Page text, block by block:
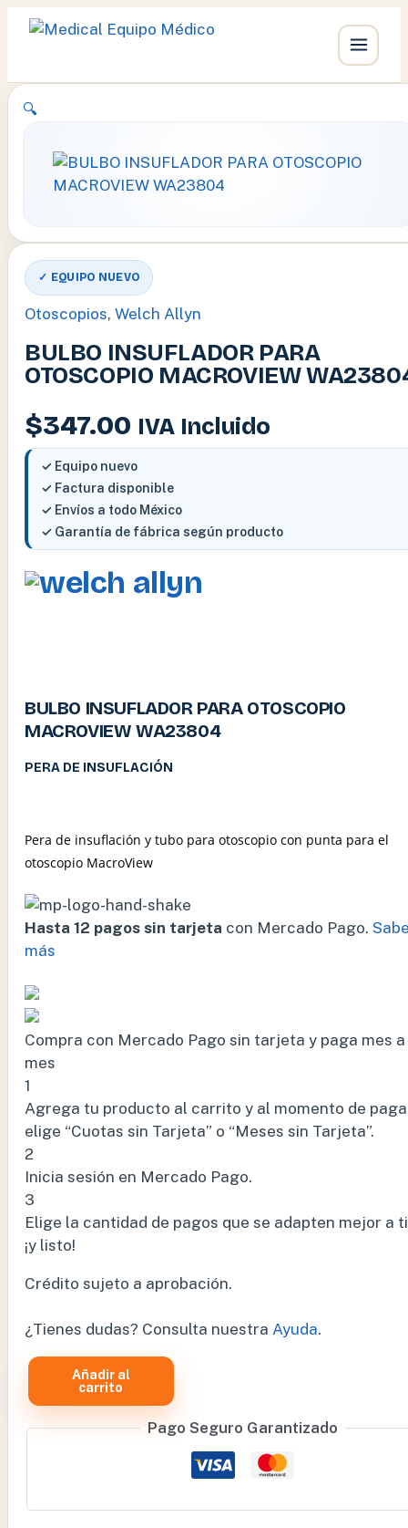
Ir
🔍
✓ EQUIPO NUEVO
Otoscopios, Welch Allyn
BULBO INSUFLADOR PARA
OTOSCOPIO MACROVIEW
$347.00 IVA Incluido
✓ Equipo nuevo
✓ Factura disponible
✓ Envíos a todo México
✓ Garantía de fábrica según producto
BULBO INSUFLADOR PARA OTOSCOPIO
MACROVIEW WA23804
PERA DE INSUFLACIÓN
Pera de insuflación y tubo para otoscopio con punta para el
otoscopio MacroView
Hasta 12 pagos sin tarjeta con Mercado Pago.
más
Compra con Mercado Pago sin tarjeta y paga mes a
mes
1
Agrega tu producto al carrito y al momento de
elige “Cuotas sin Tarjeta” o “Meses sin Tarjeta”.
2
Inicia sesión en Mercado Pago.
3
Elige la cantidad de pagos que se adapten mejor a ti
¡y listo!
Crédito sujeto a aprobación.
¿Tienes dudas? Consulta nuestra Ayuda.
PARA
Añadir al
carrito
Pago Seguro Garantizado